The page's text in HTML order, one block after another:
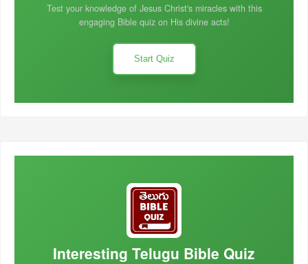
Test your knowledge of Jesus Christ's miracles with this
engaging Bible quiz on His divine acts!
Start Quiz
Interesting Telugu Bible Quiz